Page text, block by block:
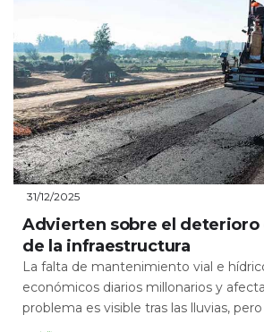
31/12/2025
Advierten sobre el deterioro
de la infraestructura
La falta de mantenimiento vial e
económicos diarios millonarios y
problema es visible tras las lluvias, pero